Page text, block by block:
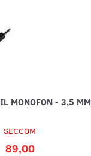
MONOFON - 3,5 MM
SECCOM
89,00